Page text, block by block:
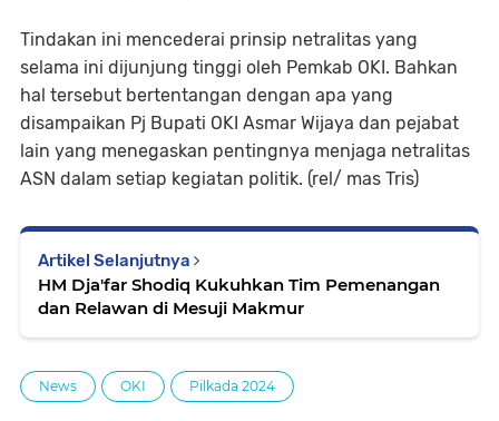
Tindakan ini mencederai prinsip netralitas yang
selama ini dijunjung tinggi oleh Pemkab OKI. Bahkan
hal tersebut bertentangan dengan apa yang
disampaikan Pj Bupati OKI Asmar Wijaya dan pejabat
lain yang menegaskan pentingnya menjaga netralitas
ASN dalam setiap kegiatan politik. (rel/ mas Tris)
Artikel Selanjutnya
HM Dja'far Shodiq Kukuhkan Tim Pemenangan
dan Relawan di Mesuji Makmur
News OKI Pilkada 2024